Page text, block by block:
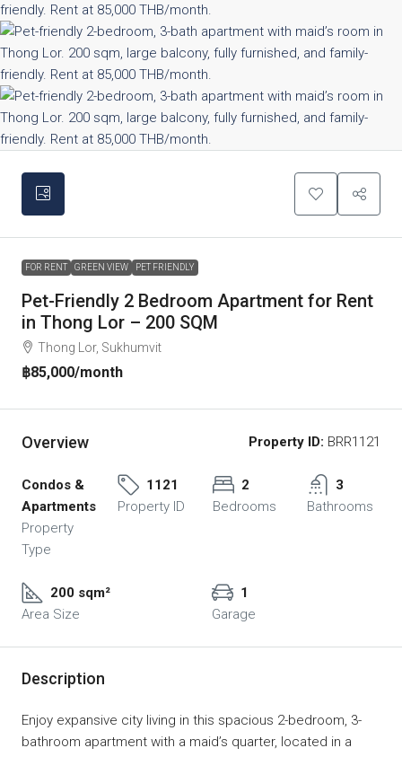
FOR RENT GREEN VIEW PET FRIENDLY
Pet-Friendly 2 Bedroom Apartment for Rent
in Thong Lor – 200 SQM
Thong Lor, Sukhumvit
฿85,000/month
Overview Property ID: BRR1121
Condos &
Apartments
Property
Type
1121
Property ID
2
Bedrooms
3
Bathrooms
200 sqm²
Area Size
1
Garage
Description
Enjoy expansive city living in this spacious 2-bedroom, 3-
bathroom apartment with a maid’s quarter, located in a